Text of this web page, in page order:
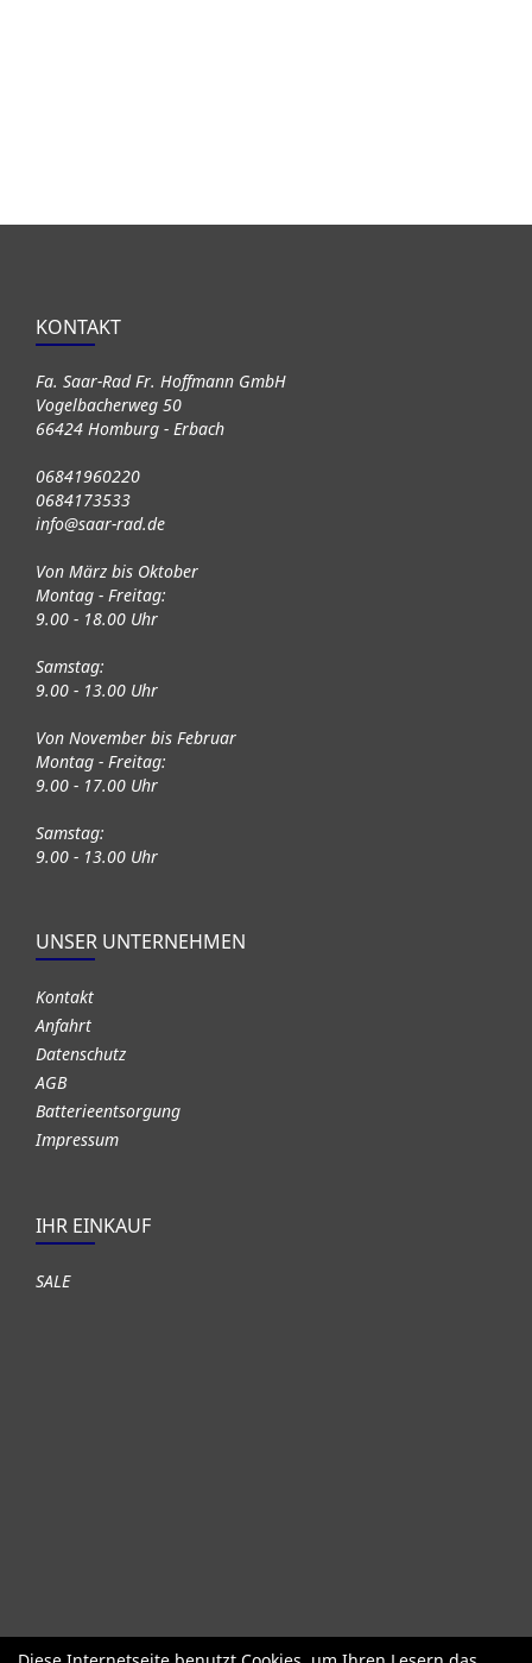
KONTAKT
Fa. Saar-Rad Fr. Hoffmann GmbH
Vogelbacherweg 50
66424 Homburg - Erbach
06841960220
0684173533
info@saar-rad.de
Von März bis Oktober
Montag - Freitag:
9.00 - 18.00 Uhr
Samstag:
9.00 - 13.00 Uhr
Von November bis Februar
Montag - Freitag:
9.00 - 17.00 Uhr
Samstag:
9.00 - 13.00 Uhr
UNSER UNTERNEHMEN
Kontakt
Anfahrt
Datenschutz
AGB
Batterieentsorgung
Impressum
IHR EINKAUF
SALE